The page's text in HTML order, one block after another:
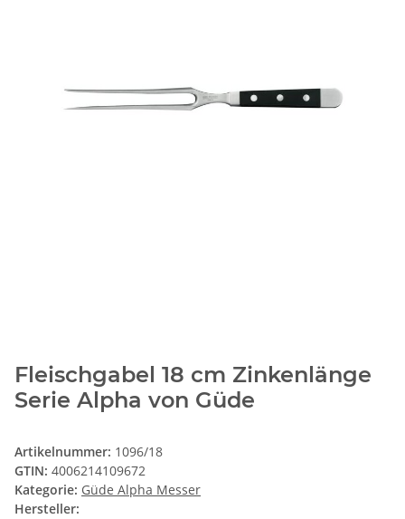
Fleischgabel 18 cm Zinkenlänge
Serie Alpha von Güde
Artikelnummer: 1096/18
GTIN: 4006214109672
Kategorie: Güde Alpha Messer
Hersteller: